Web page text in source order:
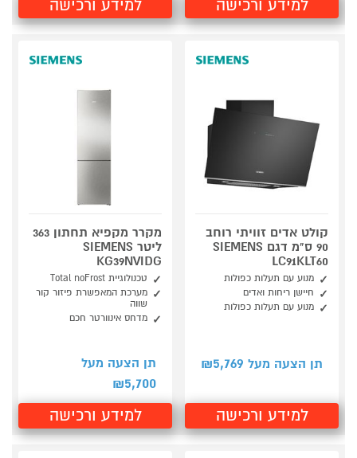
למידע ורכישה למידע ורכישה
קולט אדים זוויתי רוחב
90 ס"מ דגם SIEMENS
LC91KLT60
מנוע עם תעלות כפולות
חיישן ריחות ואדים
מנוע עם תעלות כפולות
תן הצעה מעל ₪ 5,769
למידע ורכישה
מקרר מקפיא תחתון 363
ליטר SIEMENS
KG39NVIDG
טכנולוגיית Total noFrost
מערכת המאפשרת פיזור קור
שווה
מדחס אינוורטר חכם
תן הצעה מעל
₪5,700
למידע ורכישה